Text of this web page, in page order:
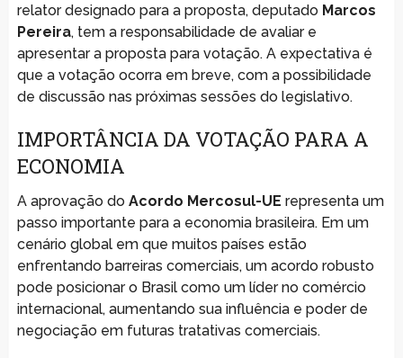
relator designado para a proposta, deputado Marcos
Pereira, tem a responsabilidade de avaliar e
apresentar a proposta para votação. A expectativa é
que a votação ocorra em breve, com a possibilidade
de discussão nas próximas sessões do legislativo.
IMPORTÂNCIA DA VOTAÇÃO PARA A
ECONOMIA
A aprovação do Acordo Mercosul-UE representa um
passo importante para a economia brasileira. Em um
cenário global em que muitos países estão
enfrentando barreiras comerciais, um acordo robusto
pode posicionar o Brasil como um líder no comércio
internacional, aumentando sua influência e poder de
negociação em futuras tratativas comerciais.